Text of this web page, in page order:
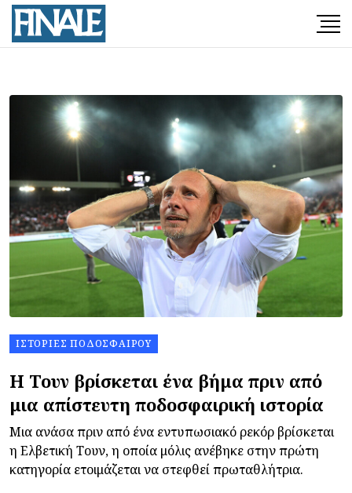
ΙΣΤΟΡΊΕΣ ΠΟΔΟΣΦΑΊΡΟΥ
Η Τουν βρίσκεται ένα βήμα πριν από
μια απίστευτη ποδοσφαιρική ιστορία
Μια ανάσα πριν από ένα εντυπωσιακό ρεκόρ βρίσκεται
η Ελβετική Τουν, η οποία μόλις ανέβηκε στην πρώτη
κατηγορία ετοιμάζεται να στεφθεί πρωταθλήτρια.